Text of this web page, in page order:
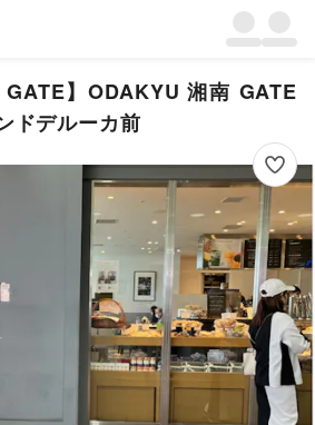
GATE】ODAKYU 湘南 GATE
ドデルーカ前